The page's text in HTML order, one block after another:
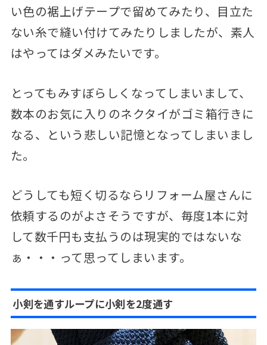
い色の裾上げテープで留めてみたり、目立た
ない糸で縫い付けてみたりしましたが、素人
はやってはダメみたいです。
とってもみすぼらしくなってしまいまして、
数本のお気に入りのネクタイがゴミ箱行きに
なる、という悲しい記憶となってしまいまし
た。
どうしても短く切るならリフォーム屋さんに
依頼するのがよさそうですが、毎度1本に対
して数千円も支払うのは現実的ではないな
ぁ・・・って思ってしまいます。
小剣を通すループに小剣を2度通す